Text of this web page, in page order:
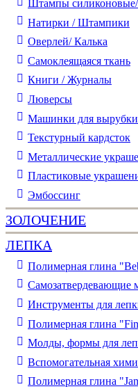
Штампы
Натирки / Штампики
Оверлей/ Калька
Самоклеящаяся ткань
Книги / Журналы
Люверсы
Машинки для
Текстурный кардсток
Металлические
Пластиковые
Эмбоссинг
ЗОЛОЧЕНИЕ
ЛЕПКА
Полимерная глина
Самозатвердевающие
Инструменты для
Полимерная глина
Молды, формы для
Вспомогательная
Полимерная глина